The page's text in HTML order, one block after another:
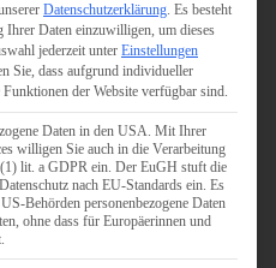
Datenschutzerklärung. Es besteht
Daten einzuwilligen, um dieses
jederzeit unter Einstellungen
Sie, dass aufgrund individueller
der Website verfügbar sind.
Daten in den USA. Mit Ihrer
willigen Sie auch in die Verarbeitung
lit. a GDPR ein. Der EuGH stuft die
nach EU-Standards ein. Es
Behörden personenbezogene Daten
ohne dass für Europäerinnen und